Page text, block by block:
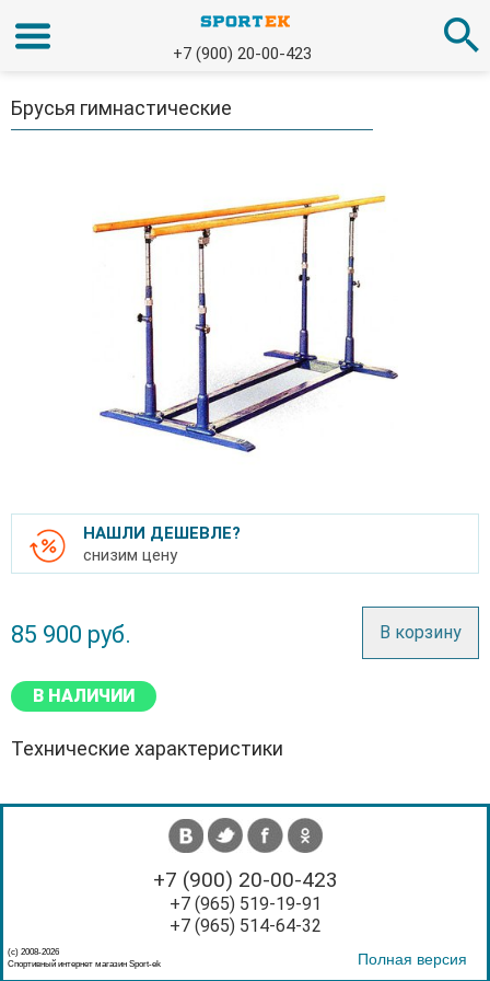
+7 (900) 20-00-423
Брусья гимнастические
НАШЛИ ДЕШЕВЛЕ?
снизим цену
85 900 руб. В корзину
В НАЛИЧИИ
Технические характеристики
+7 (900) 20-00-423
+7 (965) 519-19-91
+7 (965) 514-64-32
(с) 2008-2026
Спортивный интернет магазин Sport-ek
Полная версия